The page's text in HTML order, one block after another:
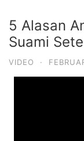
5 Alasan
Suami
VIDEO ·